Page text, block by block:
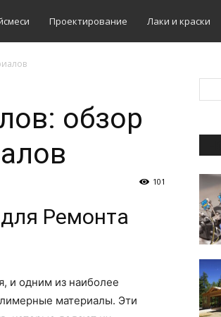
Проектирование Лаки и краски
обзор
101
Ремонта
и одним из наиболее
материалы. Эти